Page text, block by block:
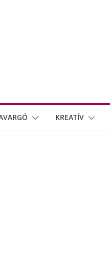
KREATÍV